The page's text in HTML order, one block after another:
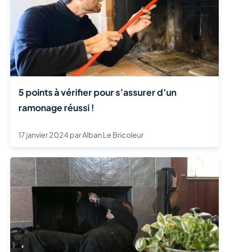
5 points à vérifier pour s’assurer d’un
ramonage réussi !
17 janvier 2024parAlban Le Bricoleur